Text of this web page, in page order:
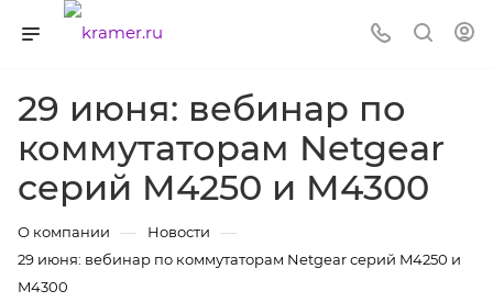
29 июня: вебинар по
коммутаторам Netgear
серий M4250 и M4300
О компании — Новости —
29 июня: вебинар по коммутаторам Netgear серий M4250 и
M4300